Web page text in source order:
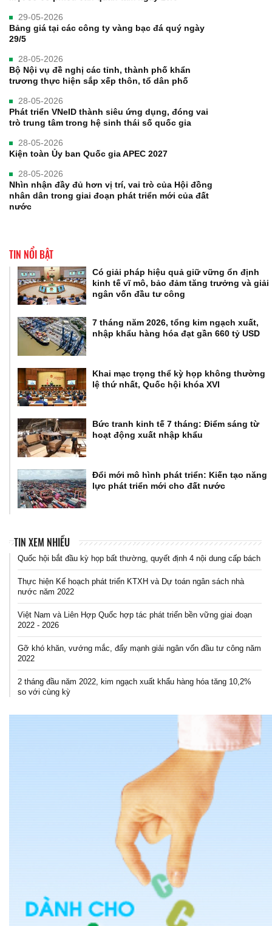
29-05-2026
Bảng giá tại các công ty vàng bạc đá quý ngày
29/5
28-05-2026
Bộ Nội vụ đề nghị các tỉnh, thành phố khẩn
trương thực hiện sắp xếp thôn, tổ dân phố
28-05-2026
Phát triển VNeID thành siêu ứng dụng, đóng vai
trò trung tâm trong hệ sinh thái số quốc gia
28-05-2026
Kiện toàn Ủy ban Quốc gia APEC 2027
28-05-2026
Nhìn nhận đầy đủ hơn vị trí, vai trò của Hội đồng
nhân dân trong giai đoạn phát triển mới của đất
nước
TIN NỔI BẬT
Có giải pháp hiệu quả giữ vững ổn định
kinh tế vĩ mô, bảo đảm tăng trưởng và giải
ngân vốn đầu tư công
7 tháng năm 2026, tổng kim ngạch xuất,
nhập khẩu hàng hóa đạt gần 660 tỷ USD
Khai mạc trọng thể kỳ họp không thường
lệ thứ nhất, Quốc hội khóa XVI
Bức tranh kinh tế 7 tháng: Điểm sáng từ
hoạt động xuất nhập khẩu
Đổi mới mô hình phát triển: Kiến tạo năng
lực phát triển mới cho đất nước
TIN XEM NHIỀU
Quốc hội bắt đầu kỳ họp bất thường, quyết định 4 nội dung cấp bách
Thực hiện Kế hoạch phát triển KTXH và Dự toán ngân sách nhà
nước năm 2022
Việt Nam và Liên Hợp Quốc hợp tác phát triển bền vững giai đoạn
2022 - 2026
Gỡ khó khăn, vướng mắc, đẩy mạnh giải ngân vốn đầu tư công năm
2022
2 tháng đầu năm 2022, kim ngạch xuất khẩu hàng hóa tăng 10,2%
so với cùng kỳ